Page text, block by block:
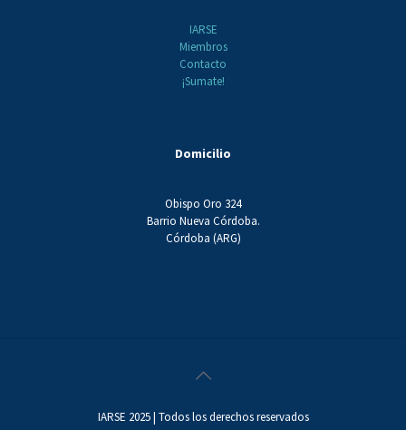
IARSE
Miembros
Contacto
¡Sumate!
Domicilio
Obispo Oro 324
Barrio Nueva Córdoba.
Córdoba (ARG)
IARSE 2025 | Todos los derechos reservados